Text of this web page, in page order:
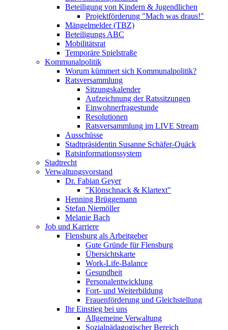
Beteiligung von Kindern & Jugendlichen
Projektförderung "Mach was draus!"
Mängelmelder (TBZ)
Beteiligungs ABC
Mobilitätsrat
Temporäre Spielstraße
Kommunalpolitik
Worum kümmert sich Kommunalpolitik?
Ratsversammlung
Sitzungskalender
Aufzeichnung der Ratssitzungen
Einwohnerfragestunde
Resolutionen
Ratsversammlung im LIVE Stream
Ausschüsse
Stadtpräsidentin Susanne Schäfer-Quäck
Ratsinformationssystem
Stadtrecht
Verwaltungsvorstand
Dr. Fabian Geyer
"Klönschnack & Klartext"
Henning Brüggemann
Stefan Niemöller
Melanie Bach
Job und Karriere
Flensburg als Arbeitgeber
Gute Gründe für Flensburg
Übersichtskarte
Work-Life-Balance
Gesundheit
Personalentwicklung
Fort- und Weiterbildung
Frauenförderung und Gleichstellung
Ihr Einstieg bei uns
Allgemeine Verwaltung
Sozialpädagogischer Bereich